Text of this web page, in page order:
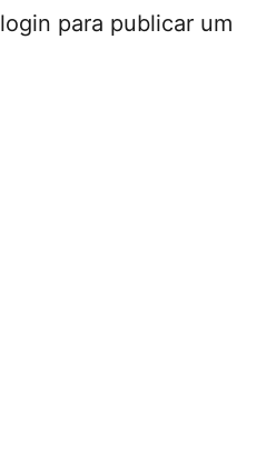
login para publicar um